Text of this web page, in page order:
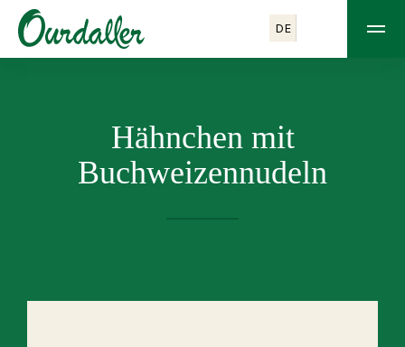
DE
Hähnchen mit
Buchweizennudeln